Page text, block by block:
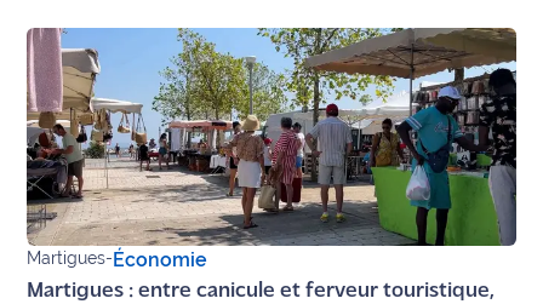
sommes
nous ?
Devenir
annonceur
Recrutement
Mention
légales
Martigues-Économie
Martigues : entre canicule et ferveur touristique,